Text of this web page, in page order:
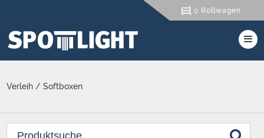
0 Rollwagen
Verleih /Softboxen